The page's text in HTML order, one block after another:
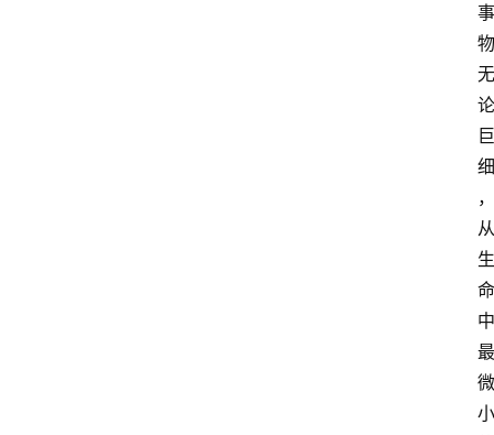
事
物
无
论
巨
细
，
从
生
命
中
最
微
小